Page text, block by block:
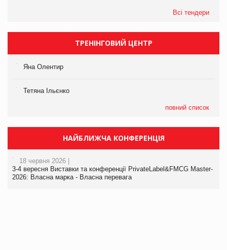
Всі тендери
ТРЕНІНГОВИЙ ЦЕНТР
Яна Олентир
Тетяна Ільєнко
повний список
НАЙБЛИЖЧА КОНФЕРЕНЦІЯ
18 червня 2026 |
3-4 вересня Виставки та конференції PrivateLabel&FMCG Master-
2026: Власна марка - Власна перевага